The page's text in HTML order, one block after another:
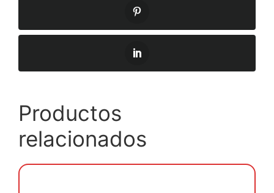
Productos
relacionados